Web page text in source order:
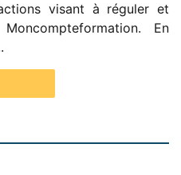
visant à réguler et
En